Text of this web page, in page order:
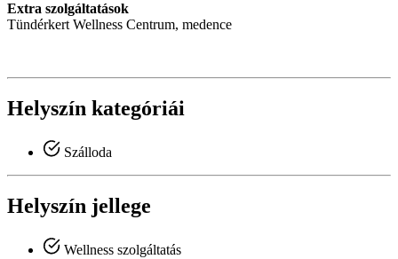
Extra szolgáltatások
Tündérkert Wellness Centrum, medence
Helyszín kategóriái
Szálloda
Helyszín jellege
Wellness szolgáltatás